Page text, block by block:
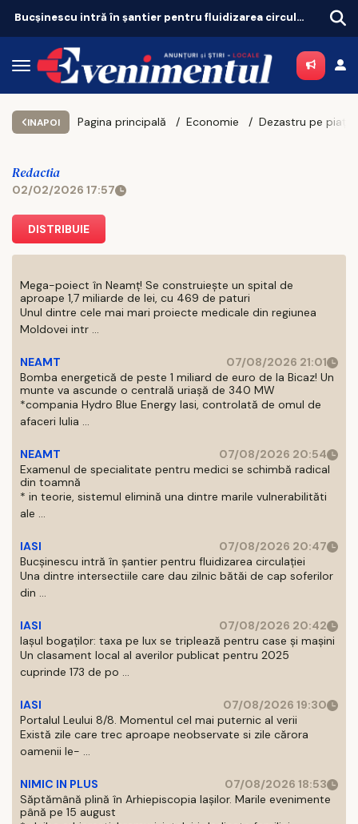
Bucșinescu intră în șantier pentru fluidizarea circulației
INAPOI Pagina principală Economie
Redactia
02/02/2026 17:57
DISTRIBUIE
Mega-poiect în Neamț! Se construiește un spital de
aproape 1,7 miliarde de lei, cu 469 de paturi
Unul dintre cele mai mari proiecte medicale din regiunea
Moldovei intr ...
NEAMT
07/08/2026 21:01
Bomba energetică de peste 1 miliard de euro de la Bicaz! Un
munte va ascunde o centrală uriașă de 340 MW
*compania Hydro Blue Energy Iasi, controlată de omul de
afaceri Iulia ...
NEAMT
07/08/2026 20:54
Examenul de specialitate pentru medici se schimbă radical
din toamnă
* in teorie, sistemul elimină una dintre marile vulnerabilităti
ale ...
IASI
07/08/2026 20:47
Bucșinescu intră în șantier pentru fluidizarea circulației
Una dintre intersectiile care dau zilnic bătăi de cap soferilor
din ...
IASI
07/08/2026 20:42
Iașul bogaților: taxa pe lux se triplează pentru case și mașini
Un clasament local al averilor publicat pentru 2025
cuprinde 173 de po ...
IASI
07/08/2026 19:30
Portalul Leului 8/8. Momentul cel mai puternic al verii
Există zile care trec aproape neobservate si zile cărora
oamenii le- ...
NIMIC IN PLUS
07/08/2026 18:53
Săptămână plină în Arhiepiscopia Iașilor. Marile evenimente
până pe 15 august